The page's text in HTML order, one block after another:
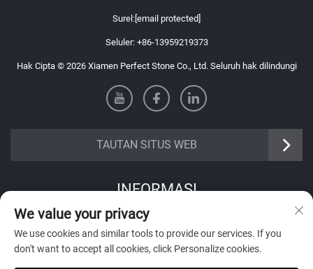
Surel: [email protected]
Seluler: +86-13959219373
Hak Cipta © 2026 Xiamen Perfect Stone Co., Ltd. Seluruh hak dilindungi
TAUTAN SITUS WEB
INFORMASI
Daftar untuk menerima buletin mingguan kami
We value your privacy
We use cookies and similar tools to provide our services. If you
don't want to accept all cookies, click Personalize cookies.